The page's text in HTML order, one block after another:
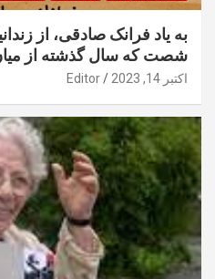
به یاد فرانک صادقی، از
شصت که سال گذشته از
اکتبر 14, 2023 Editor